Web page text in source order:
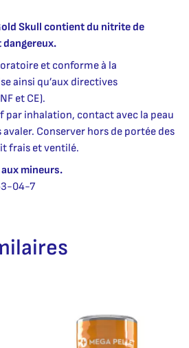
Skull contient du nitrite de
dangereux.
et conforme à la
ainsi qu’aux directives
et CE).
par inhalation, contact avec la peau
Conserver hors de portée des
frais et ventilé.
mineurs.
04-7